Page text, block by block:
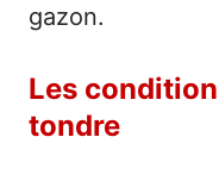
gazon.
Les
tondre